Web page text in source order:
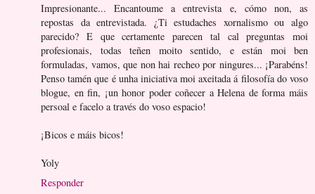
Impresionante... Encantoume a entrevista e, cómo non, as
repostas da entrevistada. ¿Ti estudaches xornalismo ou algo
parecido? E que certamente parecen tal cal preguntas moi
profesionais, todas teñen moito sentido, e están moi ben
formuladas, vamos, que non hai recheo por ningures... ¡Parabéns!
Penso tamén que é unha iniciativa moi axeitada á filosofía do voso
blogue, en fin, ¡un honor poder coñecer a Helena de forma máis
persoal e facelo a través do voso espacio!
¡Bicos e máis bicos!
Yoly
Responder